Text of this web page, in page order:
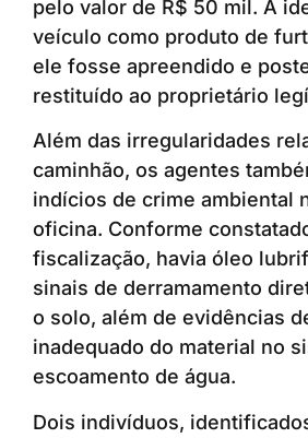
pelo valor de R$ 50 mil. A
veículo como produto de
ele fosse apreendido e
restituído ao proprietário
Além das irregularidades
caminhão, os agentes
indícios de crime ambiental
oficina. Conforme
fiscalização, havia óleo
sinais de derramamento
o solo, além de evidências
inadequado do material no
escoamento de água.
Dois indivíduos,